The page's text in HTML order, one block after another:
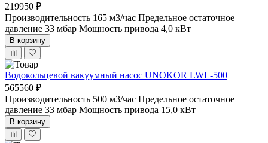
219950 ₽
Производительность 165 м3/час Предельное остаточное
давление 33 мбар Мощность привода 4,0 кВт
В корзину
Водокольцевой вакуумный насос UNOKOR LWL-500
565560 ₽
Производительность 500 м3/час Предельное остаточное
давление 33 мбар Мощность привода 15,0 кВт
В корзину